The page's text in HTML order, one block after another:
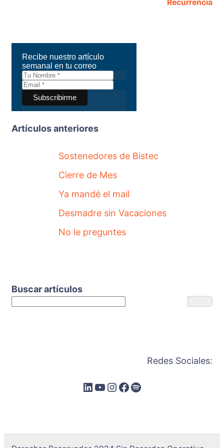
Recurrencia
Recibe nuestro artículo
semanal en tu correo
Artículos anteriores
Sostenedores de Bistec
Cierre de Mes
Ya mandé el mail
Desmadre sin Vacaciones
No le preguntes
Buscar artículos
Redes Sociales: